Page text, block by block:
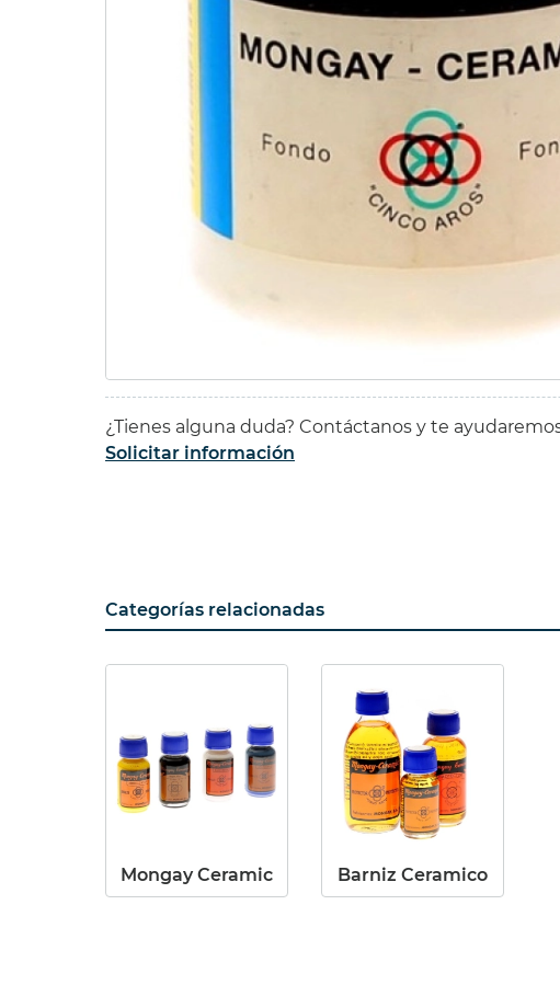
SET PIÑATA 9
49,55 € (15%)
42,12 €
¿Tienes alguna duda? Contáctanos y te
Solicitar información
Categorías relacionadas
Mongay Ceramic Barniz Ceramico